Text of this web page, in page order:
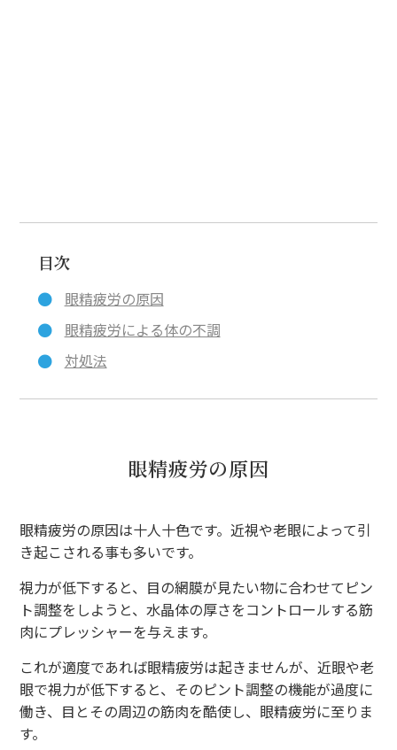
目次
眼精疲労の原因
眼精疲労による体の不調
対処法
眼精疲労の原因
眼精疲労の原因は十人十色です。近視や老眼によって引
き起こされる事も多いです。
視力が低下すると、目の網膜が見たい物に合わせてピン
ト調整をしようと、水晶体の厚さをコントロールする筋
肉にプレッシャーを与えます。
これが適度であれば眼精疲労は起きませんが、近眼や老
眼で視力が低下すると、そのピント調整の機能が過度に
働き、目とその周辺の筋肉を酷使し、眼精疲労に至りま
す。